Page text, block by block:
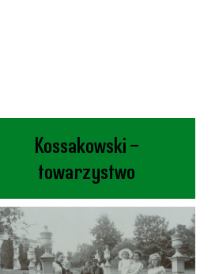
Kossakowski –
towarzystwo